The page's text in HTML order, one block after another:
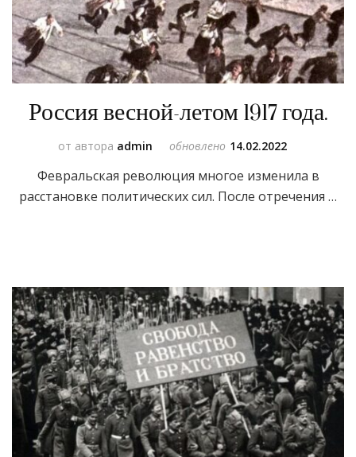
Россия весной-летом 1917 года.
от автора admin обновлено 14.02.2022
Февральская революция многое изменила в
расстановке политических сил. После отречения …